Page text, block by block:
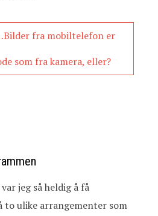
fra mobiltelefon er
som fra kamera, eller?
jeg så heldig å få
ulike arrangementer som